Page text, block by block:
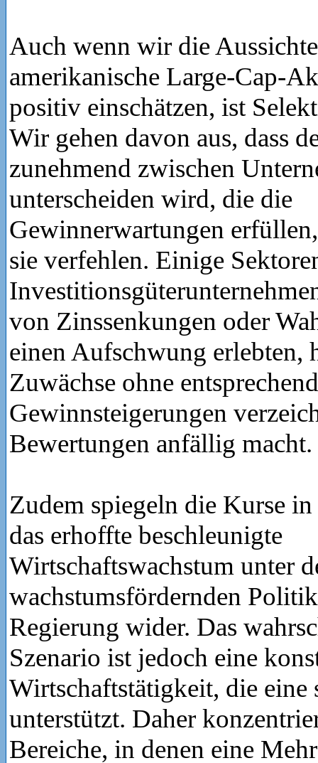
Auch wenn wir die
amerikanische Large-Cap-
positiv einschätzen, ist
Wir gehen davon aus, dass
zunehmend zwischen
unterscheiden wird, die die
Gewinnerwartungen
sie verfehlen. Einige
von Zinssenkungen oder
einen Aufschwung erlebten,
Zuwächse ohne
Gewinnsteigerungen
Bewertungen anfällig macht.
Zudem spiegeln die Kurse
das erhoffte beschleunigte
Wirtschaftswachstum unter
wachstumsfördernden
Regierung wider. Das
Szenario ist jedoch eine
Wirtschaftstätigkeit, die eine
unterstützt. Daher
Bereiche, in denen eine